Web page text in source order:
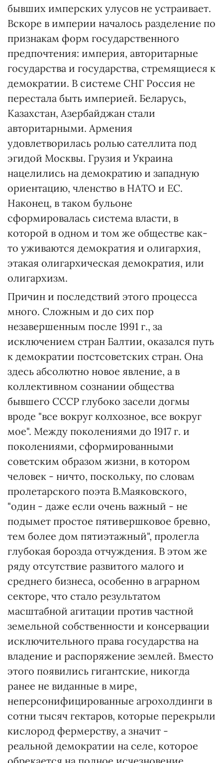
бывших имперских улусов не устраивает.
Вскоре в империи началось разделение по
признакам форм государственного
предпочтения: империя, авторитарные
государства и государства, стремящиеся к
демократии. В системе СНГ Россия не
перестала быть империей. Беларусь,
Казахстан, Азербайджан стали
авторитарными. Армения
удовлетворилась ролью сателлита под
эгидой Москвы. Грузия и Украина
нацелились на демократию и западную
ориентацию, членство в НАТО и ЕС.
Наконец, в таком бульоне
сформировалась система власти, в
которой в одном и том же обществе как-
то уживаются демократия и олигархия,
этакая олигархическая демократия, или
олигархизм.
Причин и последствий этого процесса
много. Сложным и до сих пор
незавершенным после 1991 г., за
исключением стран Балтии, оказался путь
к демократии постсоветских стран. Она
здесь абсолютно новое явление, а в
коллективном сознании общества
бывшего СССР глубоко засели догмы
вроде "все вокруг колхозное, все вокруг
мое". Между поколениями до 1917 г. и
поколениями, сформированными
советским образом жизни, в котором
человек - ничто, поскольку, по словам
пролетарского поэта В.Маяковского,
"один - даже если очень важный - не
подымет простое пятивершковое бревно,
тем более дом пятиэтажный", пролегла
глубокая борозда отчуждения. В этом же
ряду отсутствие развитого малого и
среднего бизнеса, особенно в аграрном
секторе, что стало результатом
масштабной агитации против частной
земельной собственности и консервации
исключительного права государства на
владение и распоряжение землей. Вместо
этого появились гигантские, никогда
ранее не виданные в мире,
неперсонифицированные агрохолдинги в
сотни тысяч гектаров, которые перекрыли
кислород фермерству, а значит -
реальной демократии на селе, которое